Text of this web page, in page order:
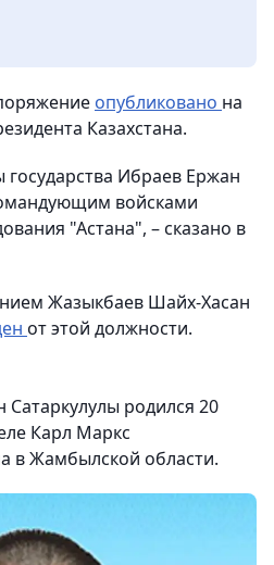
опубликовано на
Казахстана.
Ибраев Ержан
войсками
"Астана", – сказано в
Жазыкбаев Шайх-Хасан
от этой должности.
родился 20
Карл Маркс
в Жамбылской области.